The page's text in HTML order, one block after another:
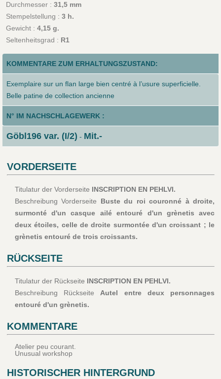
Durchmesser : 31,5 mm
Stempelstellung : 3 h.
Gewicht : 4,15 g.
Seltenheitsgrad : R1
KOMMENTARE ZUM ERHALTUNGSZUSTAND:
Exemplaire sur un flan large bien centré à l’usure superficielle.
Belle patine de collection ancienne
N° IM NACHSCHLAGEWERK :
Göbl196 var. (I/2) - Mit.-
VORDERSEITE
Titulatur der Vorderseite INSCRIPTION EN PEHLVI.
Beschreibung Vorderseite Buste du roi couronné à droite,
surmonté d'un casque ailé entouré d'un grènetis avec
deux étoiles, celle de droite surmontée d'un croissant ; le
grènetis entouré de trois croissants.
RÜCKSEITE
Titulatur der Rückseite INSCRIPTION EN PEHLVI.
Beschreibung Rückseite Autel entre deux personnages
entouré d'un grènetis.
KOMMENTARE
Atelier peu courant.
Unusual workshop
HISTORISCHER HINTERGRUND